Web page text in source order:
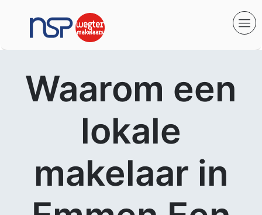
Waarom een
lokale
makelaar in